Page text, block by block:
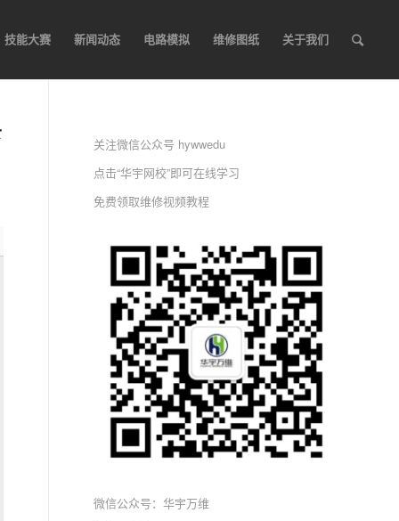
技能大赛 新闻动态 电路模拟 维修图纸 关于我们
关注微信公众号 hywwedu
点击“华宇网校”即可在线学习
免费领取维修视频教程
微信公众号：华宇万维